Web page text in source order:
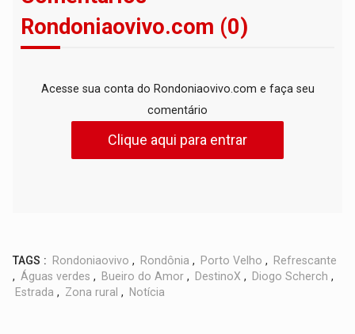
Rondoniaovivo.com (0)
Acesse sua conta do Rondoniaovivo.com e faça seu
comentário
Clique aqui para entrar
TAGS : Rondoniaovivo , Rondônia , Porto Velho ,
Refrescante
, Águas verdes , Bueiro do Amor , DestinoX , Diogo Scherch ,
Estrada , Zona rural , Notícia